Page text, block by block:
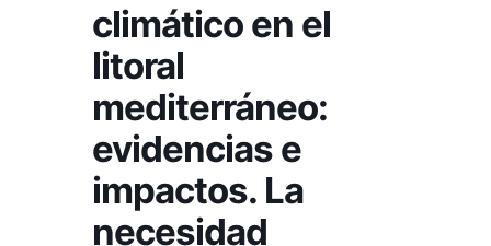
climático en el
litoral
mediterráneo:
evidencias e
impactos. La
necesidad